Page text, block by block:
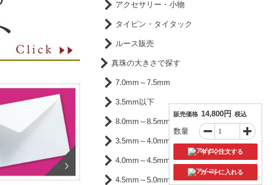
アクセサリー・小物
タイピン・タイタック
ルース販売
真珠の大きさで探す
7.0mm～7.5mm
3.5mm以下
8.0mm～8.5mm
3.5mm～4.0mm
4.0mm～4.5mm
4.5mm～5.0mm
販売価格 14,800円 税込
数量
今すぐ注文する
カートに入れる